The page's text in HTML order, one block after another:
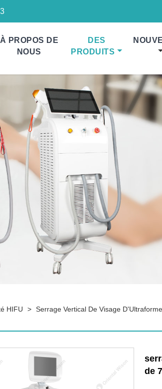
À PROPOS DE
NOUS
DES
PRODUITS
HIFU > Serrage Vertical De Visage
de